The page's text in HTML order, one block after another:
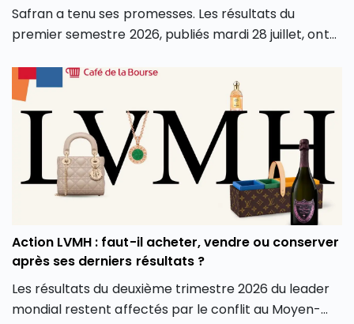
Safran a tenu ses promesses. Les résultats du
premier semestre 2026, publiés mardi 28 juillet, ont
d’affaires, marge opérationnelle et surtout
génération de cash. Conséquence directe, le groupe
a relevé l’intégralité de ses objectifs pour l’année.
Alors que le groupe aéronautique et de défense
français est récompensé en Bourse pour ses bons
résultats du premier semestre 2026, faut-il en
profiter et investir en Bourse dans l’action Safran
(SAF) ? L’action Safran fait-elle partie des meilleures
actions PEA aujourd’hui ? Faut-il l’ajouter aux
meilleurs Compte-Titres Ordinaires ? Découvrez
l’analyse de l’action Safran.
Action LVMH : faut-il acheter, vendre ou conserver
après ses derniers résultats ?
Les résultats du deuxième trimestre 2026 du leader
mondial restent affectés par le conflit au Moyen-